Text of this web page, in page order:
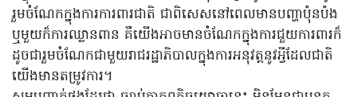
រួមចំណែកក្នុងការការពារជាតិ ជាពិសេសនៅពេលមានបញ្ហាប៉ុនប៉ង
ឬមួយក៏ការឈ្លានពាន គឺយើងអាចមានចំណែកក្នុងការជួយការពារក៏
ដូចជារួមចំណែកជាមួយរាជរដ្ឋាភិបាលក្នុងការអនុវត្តនូវអ្វីដែលជាតិ
យើងមានតម្រូវការ។